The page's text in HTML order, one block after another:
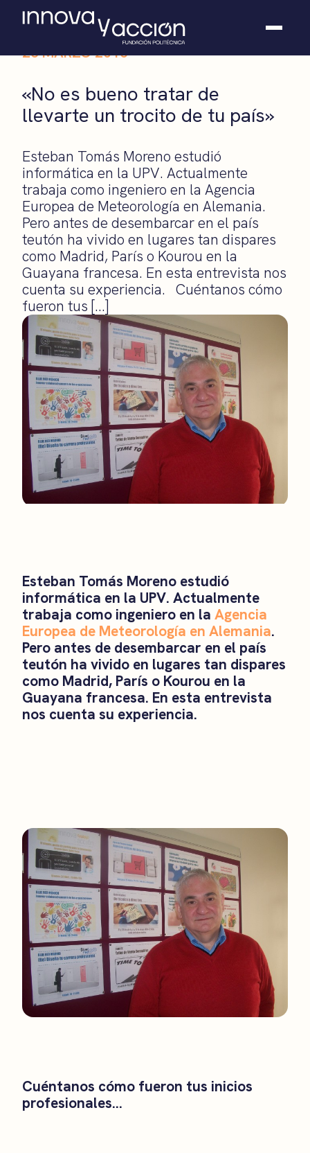
Somos fundación
Casos de éxito
Hackathones
Contacto
26 MARZO 2015
«No es bueno tratar de
llevarte un trocito de tu país»
Esteban Tomás Moreno estudió
informática en la UPV. Actualmente
trabaja como ingeniero en la Agencia
Europea de Meteorología en Alemania.
Pero antes de desembarcar en el país
teutón ha vivido en lugares tan dispares
como Madrid, París o Kourou en la
Guayana francesa. En esta entrevista nos
cuenta su experiencia. Cuéntanos cómo
fueron tus […]
Esteban Tomás Moreno estudió
informática en la UPV. Actualmente
trabaja como ingeniero en la Agencia
Europea de Meteorología en Alemania.
Pero antes de desembarcar en el país
teutón ha vivido en lugares tan dispares
como Madrid, París o Kourou en la
Guayana francesa. En esta entrevista
nos cuenta su experiencia.
Cuéntanos cómo fueron tus inicios
profesionales…